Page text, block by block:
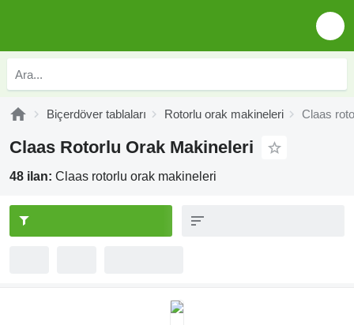
Biçerdöver tablaları Rotorlu orak makineleri Claas
Claas Rotorlu Orak Makineleri
48 ilan: Claas rotorlu orak makineleri